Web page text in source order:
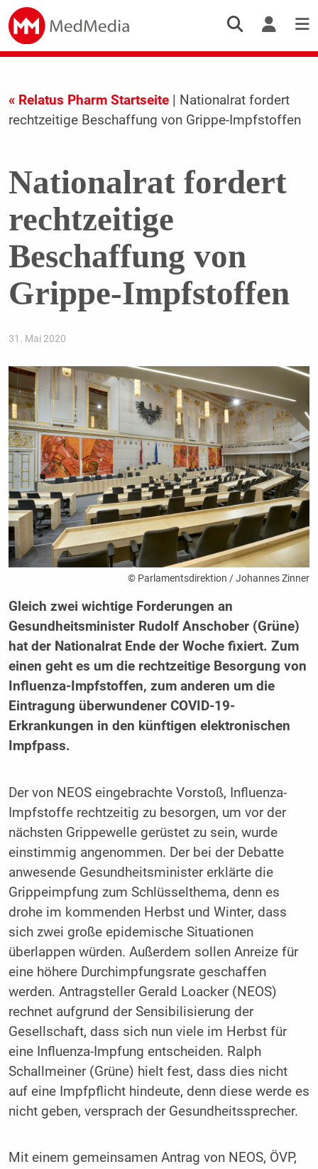
« Relatus Pharm Startseite| Nationalrat fordert
rechtzeitige Beschaffung von Grippe-Impfstoffen
Nationalrat fordert
rechtzeitige
Beschaffung von
Grippe-Impfstoffen
31. Mai 2020
© Parlamentsdirektion / Johannes Zinner
Gleich zwei wichtige Forderungen an
Gesundheitsminister Rudolf Anschober (Grüne)
hat der Nationalrat Ende der Woche fixiert. Zum
einen geht es um die rechtzeitige Besorgung von
Influenza-Impfstoffen, zum anderen um die
Eintragung überwundener COVID-19-
Erkrankungen in den künftigen elektronischen
Impfpass.
Der von NEOS eingebrachte Vorstoß, Influenza-
Impfstoffe rechtzeitig zu besorgen, um vor der
nächsten Grippewelle gerüstet zu sein, wurde
einstimmig angenommen. Der bei der Debatte
anwesende Gesundheitsminister erklärte die
Grippeimpfung zum Schlüsselthema, denn es
drohe im kommenden Herbst und Winter, dass
sich zwei große epidemische Situationen
überlappen würden. Außerdem sollen Anreize für
eine höhere Durchimpfungsrate geschaffen
werden. Antragsteller Gerald Loacker (NEOS)
rechnet aufgrund der Sensibilisierung der
Gesellschaft, dass sich nun viele im Herbst für
eine Influenza-Impfung entscheiden. Ralph
Schallmeiner (Grüne) hielt fest, dass dies nicht
auf eine Impfpflicht hindeute, denn diese werde es
nicht geben, versprach der Gesundheitssprecher.
Mit einem gemeinsamen Antrag von NEOS, ÖVP,